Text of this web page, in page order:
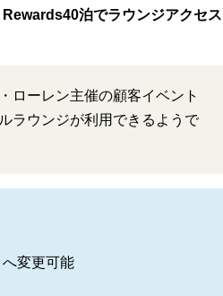
泊でラウンジアクセス
ローレン主催の顧客イベント
ラウンジが利用できるようで
変更可能